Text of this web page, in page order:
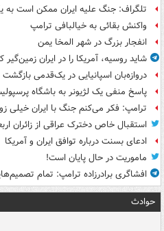
تلگراف: جنگ علیه ایران ممکن است به
واکنش بقائی به خیالبافی ترامپ
انفجار بزرگ در شهر المخا یمن
شاید روسیه، آمریکا را در ایران زمین‌گیر
دروازه‌بان اسپانیایی در یک‌قدمی بازگشت
پاسخ منفی یک لژیونر به باشگاه
ترامپ: فکر می‌کنم جنگ با ایران خیلی
استقبال خاص دخترک عراقی از زائران
ادعای بسنت درباره توافق ایران و آمریکا
ماموریت در حال پایان است!
افشاگری برادرزاده ترامپ: تمام
حوادث